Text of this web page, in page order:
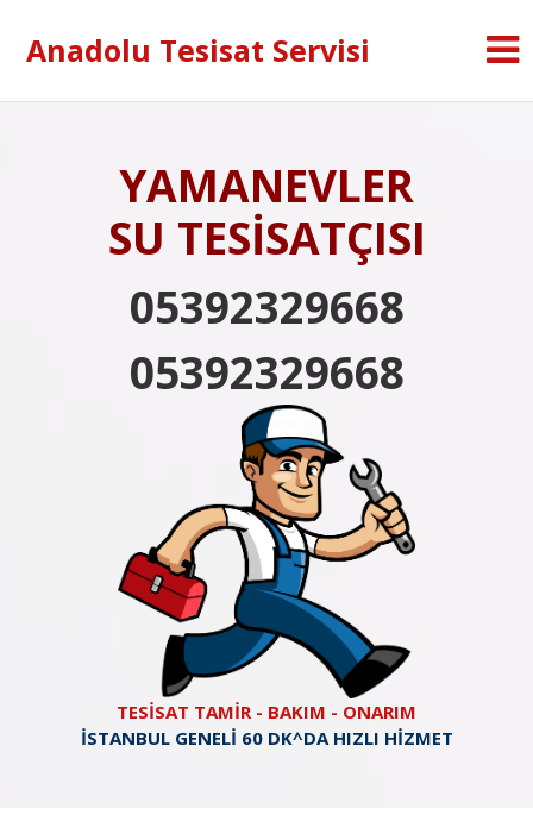
Anadolu Tesisat Servisi
YAMANEVLER
SU TESİSATÇISI
05392329668
05392329668
TESİSAT TAMİR - BAKIM - ONARIM
İSTANBUL GENELİ 60 DK^DA HIZLI HİZMET